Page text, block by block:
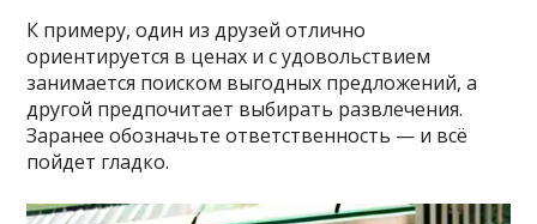
К примеру, один из друзей отлично
ориентируется в ценах и с удовольствием
занимается поиском выгодных предложений, а
другой предпочитает выбирать развлечения.
Заранее обозначьте ответственность — и всё
пойдет гладко.